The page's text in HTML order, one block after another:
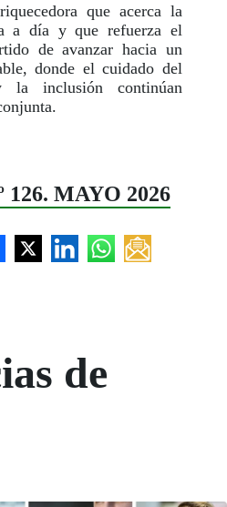
que acerca la
a día y que refuerza el
de avanzar hacia un
donde el cuidado del
la inclusión continúan
126. MAYO 2026
de